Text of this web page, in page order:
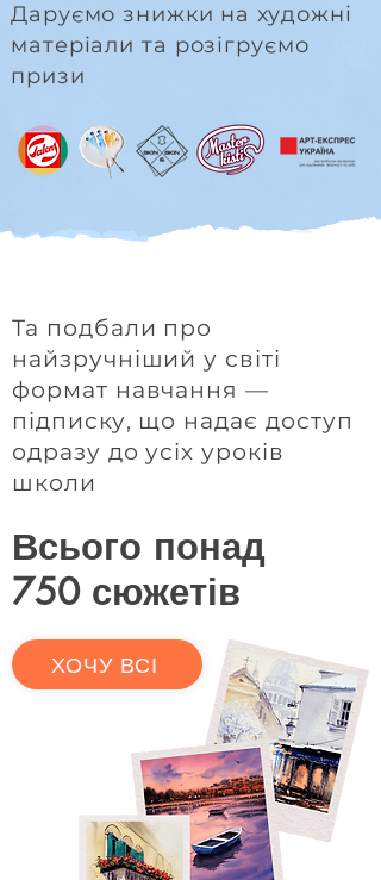
Даруємо знижки на художні
матеріали та розігруємо
призи
Та подбали про
найзручніший у світі
формат навчання —
підписку, що надає доступ
одразу до усіх уроків
школи
Всього понад
750 сюжетів
ХОЧУ ВСІ